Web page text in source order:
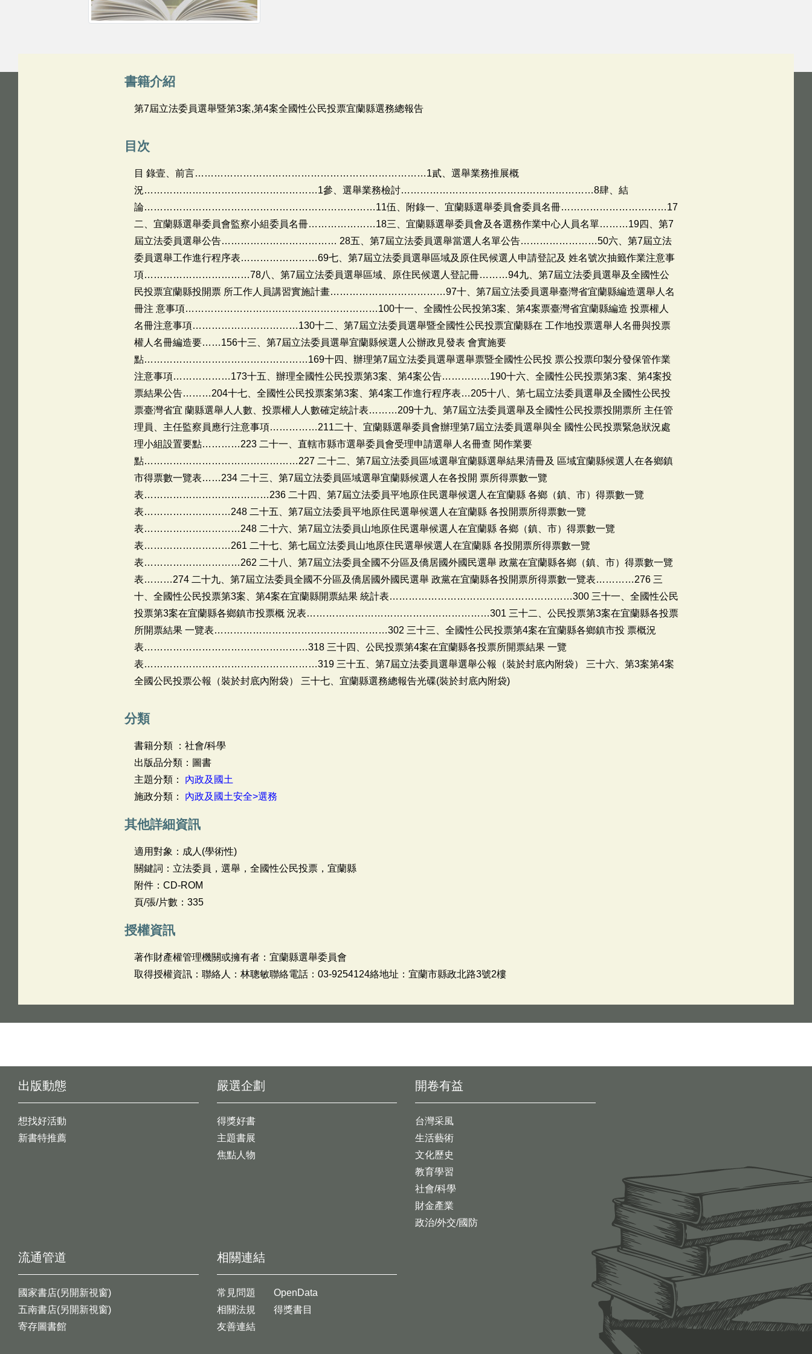
書籍介紹
第7屆立法委員選舉暨第3案,第4案全國性公民投票宜蘭縣選務總報告
目次
目 錄壹、前言………………………………………………………………1貳、選舉業務推展概
況………………………………………………1參、選舉業務檢討……………………………………………………8肆、結
論………………………………………………………………11伍、附錄一、宜蘭縣選舉委員會委員名冊……………………………17
二、宜蘭縣選舉委員會監察小組委員名冊…………………18三、宜蘭縣選舉委員會及各選務作業中心人員名單………19四、第7
屆立法委員選舉公告……………………………… 28五、第7屆立法委員選舉當選人名單公告……………………50六、第7屆立法
委員選舉工作進行程序表……………………69七、第7屆立法委員選舉區域及原住民候選人申請登記及 姓名號次抽籤作業注意事
項……………………………78八、第7屆立法委員選舉區域、原住民候選人登記冊………94九、第7屆立法委員選舉及全國性公
民投票宜蘭縣投開票 所工作人員講習實施計畫………………………………97十、第7屆立法委員選舉臺灣省宜蘭縣編造選舉人名
冊注 意事項……………………………………………………100十一、全國性公民投第3案、第4案票臺灣省宜蘭縣編造 投票權人
名冊注意事項……………………………130十二、第7屆立法委員選舉暨全國性公民投票宜蘭縣在 工作地投票選舉人名冊與投票
權人名冊編造要……156十三、第7屆立法委員選舉宜蘭縣候選人公辦政見發表 會實施要
點……………………………………………169十四、辦理第7屆立法委員選舉選舉票暨全國性公民投 票公投票印製分發保管作業
注意事項………………173十五、辦理全國性公民投票第3案、第4案公告……………190十六、全國性公民投票第3案、第4案投
票結果公告………204十七、全國性公民投票案第3案、第4案工作進行程序表…205十八、第七屆立法委員選舉及全國性公民投
票臺灣省宜 蘭縣選舉人人數、投票權人人數確定統計表………209十九、第7屆立法委員選舉及全國性公民投票投開票所 主任管
理員、主任監察員應行注意事項……………211二十、宜蘭縣選舉委員會辦理第7屆立法委員選舉與全 國性公民投票緊急狀況處
理小組設置要點…………223 二十一、直轄市縣市選舉委員會受理申請選舉人名冊查 閱作業要
點…………………………………………227 二十二、第7屆立法委員區域選舉宜蘭縣選舉結果清冊及 區域宜蘭縣候選人在各鄉鎮
市得票數一覽表……234 二十三、第7屆立法委員區域選舉宜蘭縣候選人在各投開 票所得票數一覽
表…………………………………236 二十四、第7屆立法委員平地原住民選舉候選人在宜蘭縣 各鄉（鎮、市）得票數一覽
表………………………248 二十五、第7屆立法委員平地原住民選舉候選人在宜蘭縣 各投開票所得票數一覽
表…………………………248 二十六、第7屆立法委員山地原住民選舉候選人在宜蘭縣 各鄉（鎮、市）得票數一覽
表………………………261 二十七、第七屆立法委員山地原住民選舉候選人在宜蘭縣 各投開票所得票數一覽
表…………………………262 二十八、第7屆立法委員全國不分區及僑居國外國民選舉 政黨在宜蘭縣各鄉（鎮、市）得票數一覽
表………274 二十九、第7屆立法委員全國不分區及僑居國外國民選舉 政黨在宜蘭縣各投開票所得票數一覽表…………276 三
十、全國性公民投票第3案、第4案在宜蘭縣開票結果 統計表…………………………………………………300 三十一、全國性公民
投票第3案在宜蘭縣各鄉鎮市投票概 況表…………………………………………………301 三十二、公民投票第3案在宜蘭縣各投票
所開票結果 一覽表………………………………………………302 三十三、全國性公民投票第4案在宜蘭縣各鄉鎮市投 票概況
表……………………………………………318 三十四、公民投票第4案在宜蘭縣各投票所開票結果 一覽
表………………………………………………319 三十五、第7屆立法委員選舉選舉公報（裝於封底內附袋） 三十六、第3案第4案
全國公民投票公報（裝於封底內附袋） 三十七、宜蘭縣選務總報告光碟(裝於封底內附袋)
分類
書籍分類 ：社會/科學
出版品分類：圖書
主題分類： 內政及國土
施政分類： 內政及國土安全>選務
其他詳細資訊
適用對象：成人(學術性)
關鍵詞：立法委員，選舉，全國性公民投票，宜蘭縣
附件：CD-ROM
頁/張/片數：335
授權資訊
著作財產權管理機關或擁有者：宜蘭縣選舉委員會
取得授權資訊：聯絡人：林聰敏聯絡電話：03-9254124絡地址：宜蘭市縣政北路3號2樓
出版動態
想找好活動
新書特推薦
開卷有益
台灣采風
生活藝術
文化歷史
教育學習
社會/科學
財金產業
政治/外交/國防
嚴選企劃
得獎好書
主題書展
焦點人物
流通管道
國家書店(另開新視窗)
五南書店(另開新視窗)
寄存圖書館
相關連結
常見問題
相關法規
友善連結
OpenData
得獎書目